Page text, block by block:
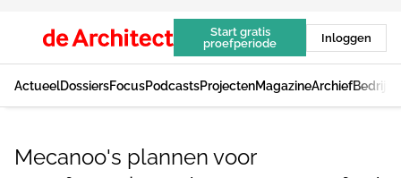
Start gratis
proefperiode
Inloggen
ActueelDossiersFocusPodcastsProjectenMagazineArchief
Mecanoo's plannen voor